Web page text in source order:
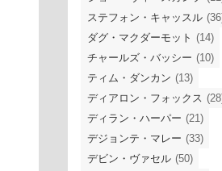
ステフォン・キャッスル
ダグ・マクダーモット (14)
チャールズ・バッシー (10)
ティム・ダンカン (13)
ディアロン・フォックス
ディラン・ハーパー (21)
デジョンテ・マレー (33)
デビン・ヴァセル (50)